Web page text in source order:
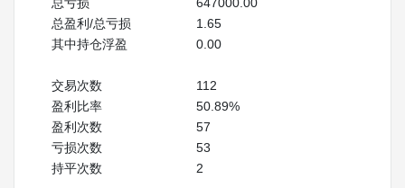
总盈利/总亏损
1.65
其中持仓浮盈
0.00
交易次数 112
盈利比率
50.89%
盈利次数
57
亏损次数
53
持平次数
2